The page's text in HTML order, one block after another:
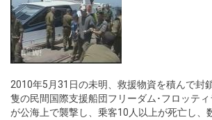
2010年5月31日の未明、救援物資を積んで封
隻の民間国際支援船団フリーダム･フロッテ
が公海上で襲撃し、乗客10人以上が死亡し、